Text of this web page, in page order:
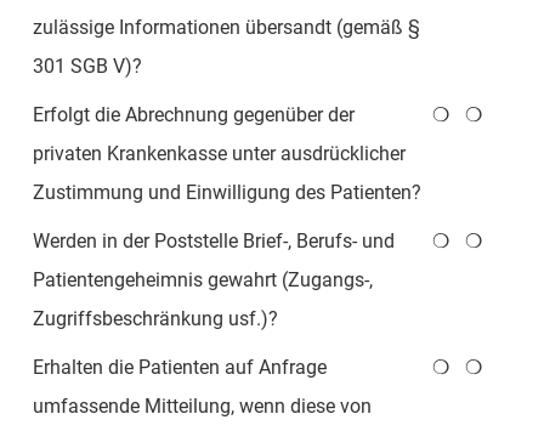
zulässige Informationen übersandt (gemäß §
301 SGB V)?
Erfolgt die Abrechnung gegenüber der
privaten Krankenkasse unter ausdrücklicher
Zustimmung und Einwilligung des Patienten?
❍ ❍
Werden in der Poststelle Brief-, Berufs- und
Patientengeheimnis gewahrt (Zugangs-,
Zugriffsbeschränkung usf.)?
❍ ❍
Erhalten die Patienten auf Anfrage
umfassende Mitteilung, wenn diese von
❍ ❍